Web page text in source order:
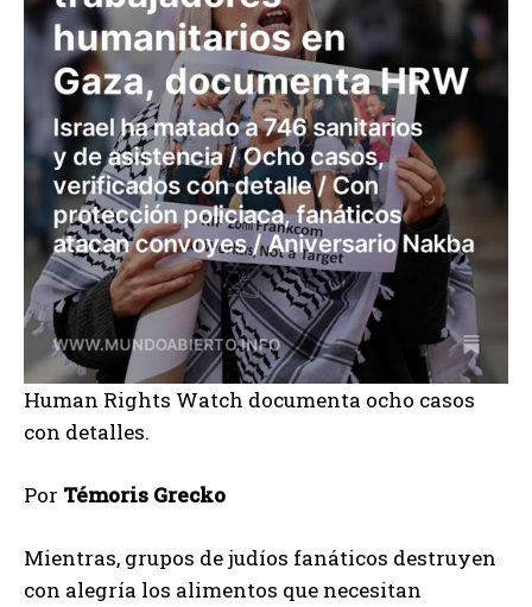
Human Rights Watch documenta ocho casos
con detalles.
Por Témoris Grecko
Mientras, grupos de judíos fanáticos destruyen
con alegría los alimentos que necesitan